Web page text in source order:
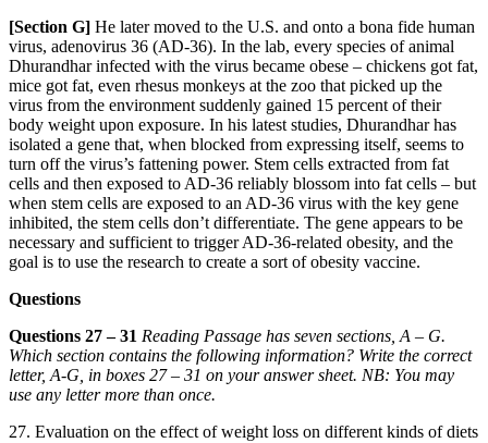
[Section G] He later moved to the U.S. and onto a bona fide human
virus, adenovirus 36 (AD-36). In the lab, every species of animal
Dhurandhar infected with the virus became obese – chickens got fat,
mice got fat, even rhesus monkeys at the zoo that picked up the
virus from the environment suddenly gained 15 percent of their
body weight upon exposure. In his latest studies, Dhurandhar has
isolated a gene that, when blocked from expressing itself, seems to
turn off the virus’s fattening power. Stem cells extracted from fat
cells and then exposed to AD-36 reliably blossom into fat cells – but
when stem cells are exposed to an AD-36 virus with the key gene
inhibited, the stem cells don’t differentiate. The gene appears to be
necessary and sufficient to trigger AD-36-related obesity, and the
goal is to use the research to create a sort of obesity vaccine.
Questions
Questions 27 – 31 Reading Passage has seven sections, A – G.
Which section contains the following information? Write the correct
letter, A-G, in boxes 27 – 31 on your answer sheet. NB: You may
use any letter more than once.
27. Evaluation on the effect of weight loss on different kinds of diets